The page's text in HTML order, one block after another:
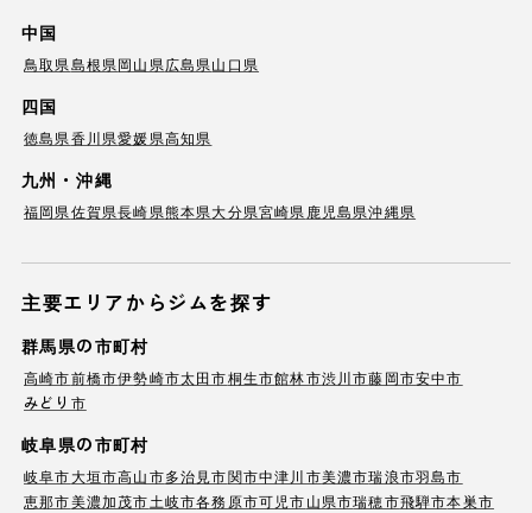
中国
鳥取県島根県岡山県広島県山口県
四国
徳島県香川県愛媛県高知県
九州・沖縄
福岡県佐賀県長崎県熊本県大分県宮崎県 鹿児島県沖縄県
主要エリアからジムを探す
群馬県の市町村
高崎市前橋市伊勢崎市太田市桐生市館林市渋川市藤岡市安中市
みどり市
岐阜県の市町村
岐阜市大垣市高山市多治見市関市中津川市美濃市瑞浪市羽島市
恵那市美濃加茂市土岐市各務原市可児市山県市瑞穂市飛騨市本巣市